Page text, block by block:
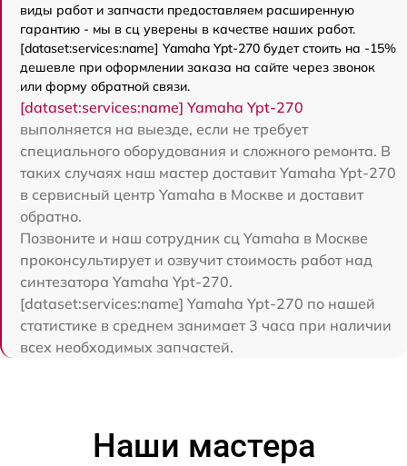
виды работ и запчасти предоставляем расширенную
гарантию - мы в сц уверены в качестве наших работ.
[dataset:services:name] Yamaha Ypt-270 будет стоить на -15%
дешевле при оформлении заказа на сайте через звонок
или форму обратной связи.
[dataset:services:name] Yamaha Ypt-270
выполняется на выезде, если не требует
специального оборудования и сложного ремонта. В
таких случаях наш мастер доставит Yamaha Ypt-270
в сервисный центр Yamaha в Москве и доставит
обратно.
Позвоните и наш сотрудник сц Yamaha в Москве
проконсультирует и озвучит стоимость работ над
синтезатора Yamaha Ypt-270.
[dataset:services:name] Yamaha Ypt-270 по нашей
статистике в среднем занимает 3 часа при наличии
всех необходимых запчастей.
Наши мастера